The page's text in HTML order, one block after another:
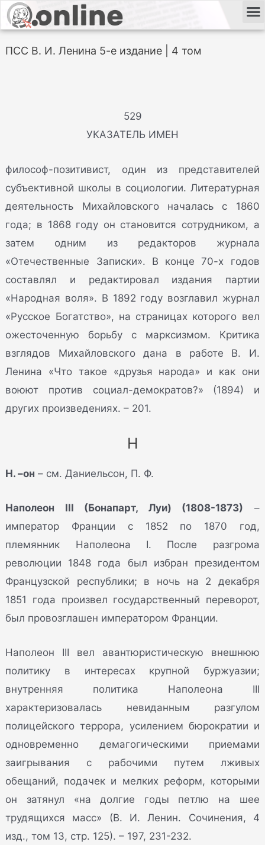
ПСС В. И. Ленина 5-е издание | 4 том
529
УКАЗАТЕЛЬ ИМЕН
философ-позитивист, один из представителей
субъективной школы в социологии. Литературная
деятельность Михайловского началась с 1860
года; в 1868 году он становится сотрудником, а
затем одним из редакторов журнала
«Отечественные Записки». В конце 70-х годов
составлял и редактировал издания партии
«Народная воля». В 1892 году возглавил журнал
«Русское Богатство», на страницах которого вел
ожесточенную борьбу с марксизмом. Критика
взглядов Михайловского дана в работе В. И.
Ленина «Что такое «друзья народа» и как они
воюют против социал-демократов?» (1894) и
других произведениях. – 201.
Н
Н. –он – см. Даниельсон, П. Ф.
Наполеон III (Бонапарт, Луи) (1808-1873) –
император Франции с 1852 по 1870 год,
племянник Наполеона I. После разгрома
революции 1848 года был избран президентом
Французской республики; в ночь на 2 декабря
1851 года произвел государственный переворот,
был провозглашен императором Франции.
Наполеон III вел авантюристическую внешнюю
политику в интересах крупной буржуазии;
внутренняя политика Наполеона III
характеризовалась невиданным разгулом
полицейского террора, усилением бюрократии и
одновременно демагогическими приемами
заигрывания с рабочими путем лживых
обещаний, подачек и мелких реформ, которыми
он затянул «на долгие годы петлю на шее
трудящихся масс» (В. И. Ленин. Сочинения, 4
изд., том 13, стр. 125). – 197, 231-232.